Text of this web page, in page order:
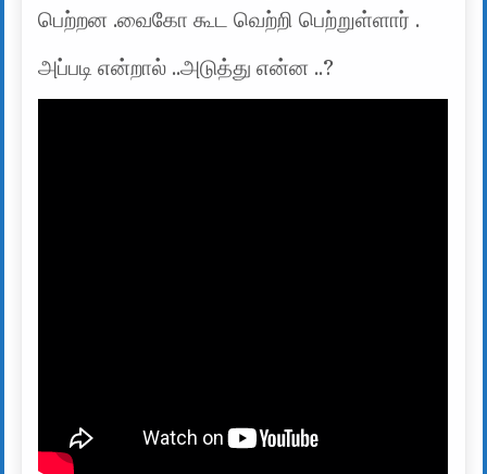
பெற்றன .வைகோ கூட வெற்றி பெற்றுள்ளார் .
அப்படி என்றால் ..அடுத்து என்ன ..?